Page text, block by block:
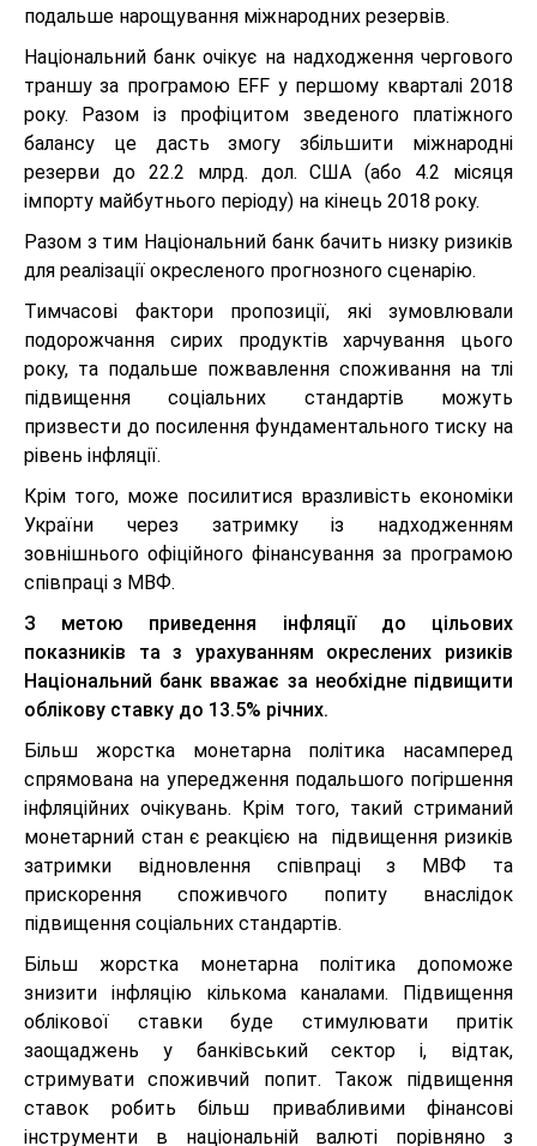
подальше нарощування міжнародних резервів.
Національний банк очікує на надходження чергового
траншу за програмою EFF у першому кварталі 2018
року. Разом із профіцитом зведеного платіжного
балансу це дасть змогу збільшити міжнародні
резерви до 22.2 млрд. дол. США (або 4.2 місяця
імпорту майбутнього періоду) на кінець 2018 року.
Разом з тим Національний банк бачить низку ризиків
для реалізації окресленого прогнозного сценарію.
Тимчасові фактори пропозиції, які зумовлювали
подорожчання сирих продуктів харчування цього
року, та подальше пожвавлення споживання на тлі
підвищення соціальних стандартів можуть
призвести до посилення фундаментального тиску на
рівень інфляції.
Крім того, може посилитися вразливість економіки
України через затримку із надходженням
зовнішнього офіційного фінансування за програмою
співпраці з МВФ.
З метою приведення інфляції до цільових
показників та з урахуванням окреслених ризиків
Національний банк вважає за необхідне підвищити
облікову ставку до 13.5% річних.
Більш жорстка монетарна політика насамперед
спрямована на упередження подальшого погіршення
інфляційних очікувань. Крім того, такий стриманий
монетарний стан є реакцією на підвищення ризиків
затримки відновлення співпраці з МВФ та
прискорення споживчого попиту внаслідок
підвищення соціальних стандартів.
Більш жорстка монетарна політика допоможе
знизити інфляцію кількома каналами. Підвищення
облікової ставки буде стимулювати притік
заощаджень у банківський сектор і, відтак,
стримувати споживчий попит. Також підвищення
ставок робить більш привабливими фінансові
інструменти в національній валюті порівняно з